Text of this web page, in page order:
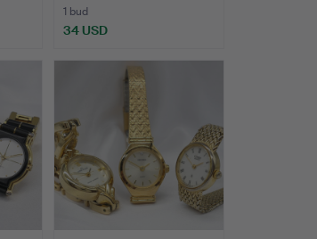
1 bud
34 USD